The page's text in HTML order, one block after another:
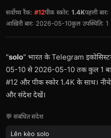
सर्वोच्च रैंक: #12पीक स्कोर: 1.4Kपहली
आख़िरी बार: 2026-05-10कुल उपस्थिति: 1
"solo" भारत के Telegram
05-10 से 2026-05-10 तक कुल 1 बार
#12 और पीक स्कोर 1.4K के साथ।
और संदेश देखें।
💬 संबंधित संदेश
Lên kèo solo